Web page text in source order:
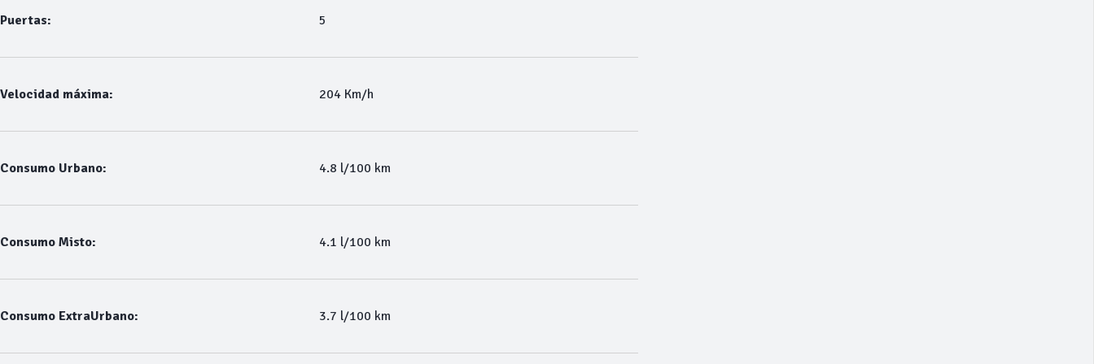
Puertas: 5
Velocidad máxima: 204 Km/h
Consumo Urbano: 4.8 l/100 km
Consumo Misto: 4.1 l/100 km
Consumo ExtraUrbano: 3.7 l/100 km